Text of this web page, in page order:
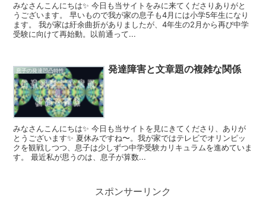
みなさんこんにちは✨ 今日も当サイトをみに来てくださりありがと
うございます。 早いもので我が家の息子も4月には小学5年生になり
ます。 我が家は紆余曲折がありましたが、4年生の2月から再び中学
受験に向けて再始動。以前通って...
息子の発達凹凸特性 発達障害と文章題の複雑な関係
みなさんこんにちは✨ 今日も当サイトを見にきてくださり、ありが
とうございます✨ 夏休みですね〜。我が家ではテレビでオリンピッ
クを観戦しつつ、息子は少しずつ中学受験カリキュラムを進めていま
す。 最近私が思うのは、息子が算数...
スポンサーリンク